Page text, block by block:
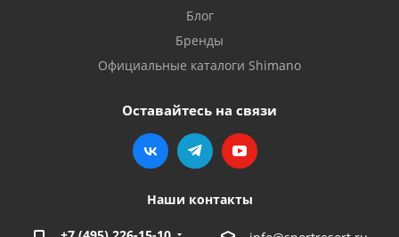
Блог
Бренды
Официальные каталоги Shimano
Оставайтесь на связи
Наши контакты